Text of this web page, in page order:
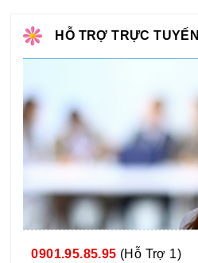
HỖ TRỢ TRỰC TUYẾN
0901.95.85.95 (Hỗ Trợ 1)